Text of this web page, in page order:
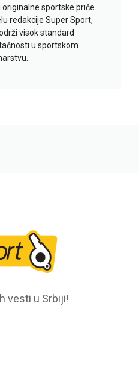
sportske priče.
redakcije Super Sport,
visok standard
u sportskom
vesti u Srbiji!